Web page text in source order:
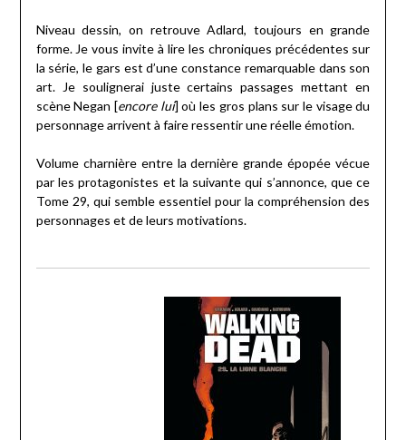
Niveau dessin, on retrouve Adlard, toujours en grande
forme. Je vous invite à lire les chroniques précédentes sur
la série, le gars est d’une constance remarquable dans son
art. Je soulignerai juste certains passages mettant en
scène Negan [encore lui] où les gros plans sur le visage du
personnage arrivent à faire ressentir une réelle émotion.
Volume charnière entre la dernière grande épopée vécue
par les protagonistes et la suivante qui s’annonce, que ce
Tome 29, qui semble essentiel pour la compréhension des
personnages et de leurs motivations.